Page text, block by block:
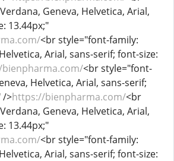
Geneva, Helvetica, Arial,
13.44px;"
<br style="font-family:
Arial, sans-serif; font-size:
<br style="font-
Helvetica, Arial, sans-serif;
/>https://bienpharma.com/<br
Geneva, Helvetica, Arial,
13.44px;"
<br style="font-family:
Arial, sans-serif; font-size: